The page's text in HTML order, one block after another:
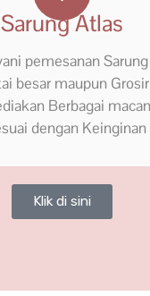
Sarung Atlas
pemesanan
besar maupun
Berbagai
dengan Keinginan
Klik di sini